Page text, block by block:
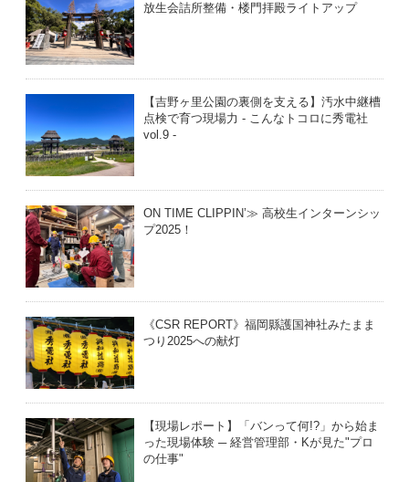
放生会詰所整備・楼門拝殿ライトアップ
【吉野ヶ里公園の裏側を支える】汚水中継槽
点検で育つ現場力 - こんなトコロに秀電社
vol.9 -
ON TIME CLIPPIN’≫ 高校生インターンシッ
プ2025！
《CSR REPORT》福岡縣護国神社みたまま
つり2025への献灯
【現場レポート】「バンって何!?」から始ま
った現場体験 ─ 経営管理部・Kが見た"プロ
の仕事"